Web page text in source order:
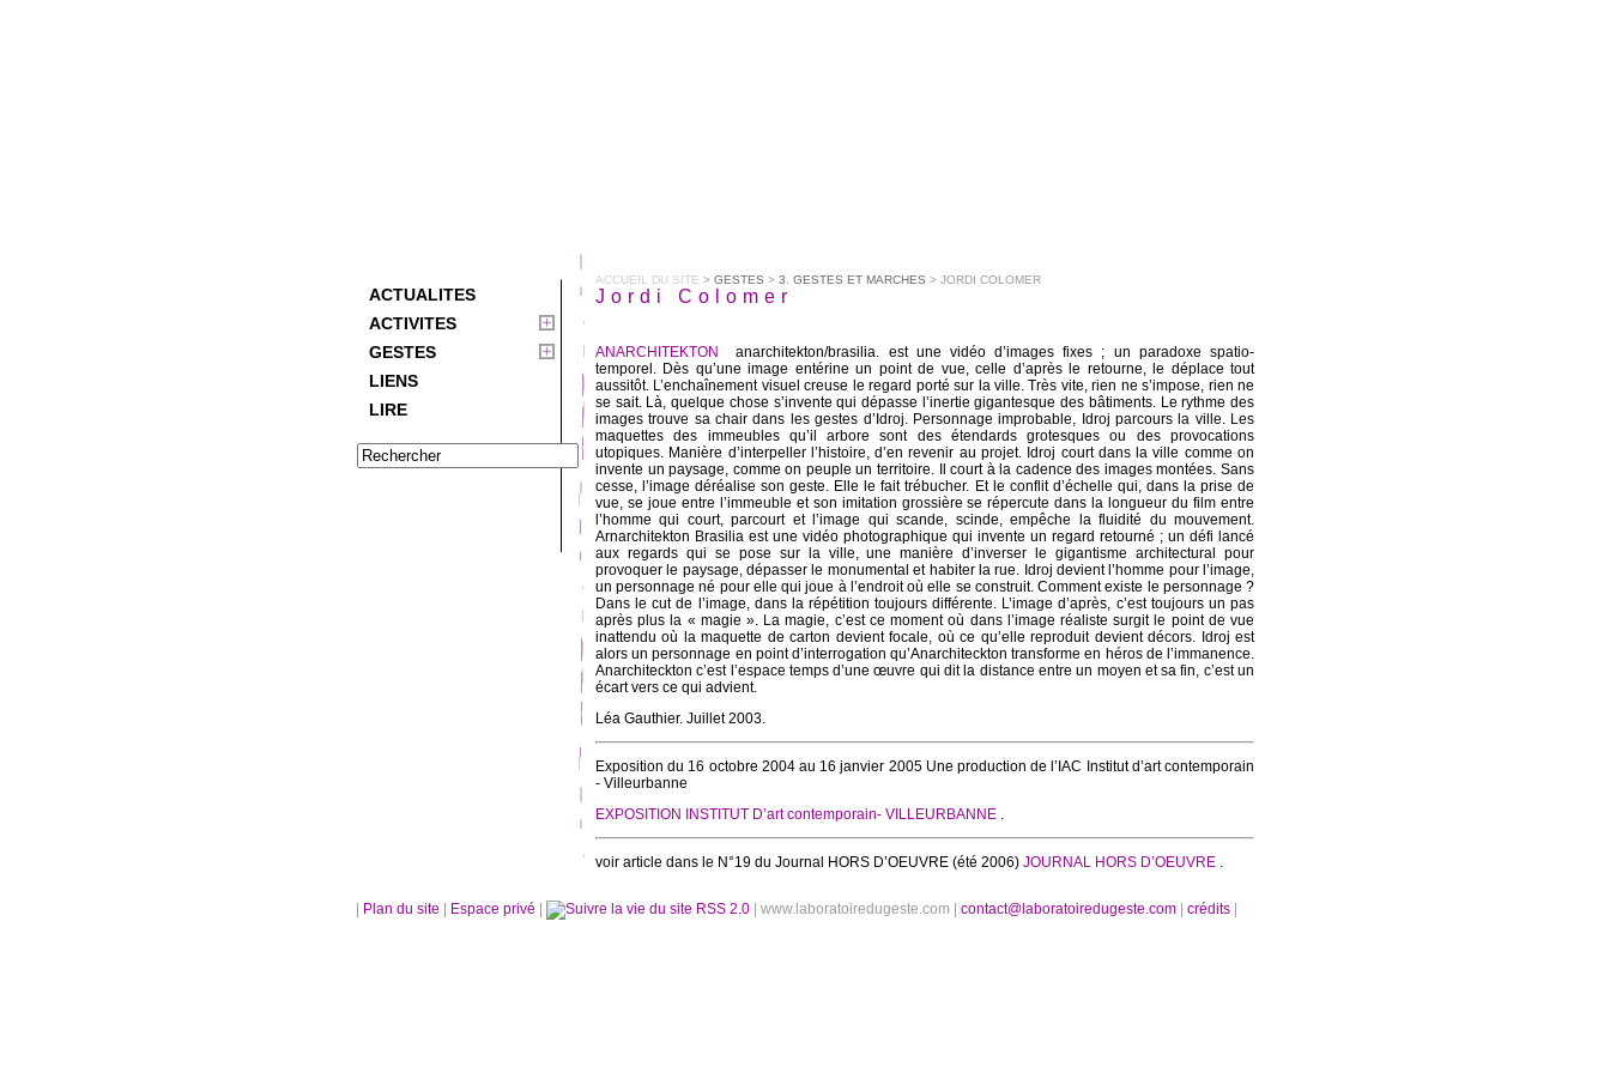
ACTUALITES
ACTIVITES
GESTES
LIENS
LIRE
ACCUEIL DU SITE > GESTES > 3. GESTES ET MARCHES > JORDI COLOMER
Jordi Colomer
ANARCHITEKTON
anarchitekton/brasilia. est une vidéo d’images fixes ; un paradoxe spatio-
temporel. Dès qu’une image entérine un point de vue, celle d’après le retourne, le déplace tout
aussitôt. L’enchaînement visuel creuse le regard porté sur la ville. Très vite, rien ne s’impose, rien ne
se sait. Là, quelque chose s’invente qui dépasse l’inertie gigantesque des bâtiments. Le rythme des
images trouve sa chair dans les gestes d’Idroj. Personnage improbable, Idroj parcours la ville. Les
maquettes des immeubles qu’il arbore sont des étendards grotesques ou des provocations
utopiques. Manière d’interpeller l’histoire, d’en revenir au projet. Idroj court dans la ville comme on
invente un paysage, comme on peuple un territoire. Il court à la cadence des images montées. Sans
cesse, l’image déréalise son geste. Elle le fait trébucher. Et le conflit d’échelle qui, dans la prise de
vue, se joue entre l’immeuble et son imitation grossière se répercute dans la longueur du film entre
l’homme qui court, parcourt et l’image qui scande, scinde, empêche la fluidité du mouvement.
Arnarchitekton Brasilia est une vidéo photographique qui invente un regard retourné ; un défi lancé
aux regards qui se pose sur la ville, une manière d’inverser le gigantisme architectural pour
provoquer le paysage, dépasser le monumental et habiter la rue. Idroj devient l’homme pour l’image,
un personnage né pour elle qui joue à l’endroit où elle se construit. Comment existe le personnage ?
Dans le cut de l’image, dans la répétition toujours différente. L’image d’après, c’est toujours un pas
après plus la « magie ». La magie, c’est ce moment où dans l’image réaliste surgit le point de vue
inattendu où la maquette de carton devient focale, où ce qu’elle reproduit devient décors. Idroj est
alors un personnage en point d’interrogation qu’Anarchiteckton transforme en héros de l’immanence.
Anarchiteckton c’est l’espace temps d’une œuvre qui dit la distance entre un moyen et sa fin, c’est un
écart vers ce qui advient.
Léa Gauthier. Juillet 2003.
Exposition du 16 octobre 2004 au 16 janvier 2005 Une production de l’IAC Institut d’art contemporain
- Villeurbanne
EXPOSITION INSTITUT D’art contemporain- VILLEURBANNE .
voir article dans le N°19 du Journal HORS D’OEUVRE (été 2006) JOURNAL HORS D’OEUVRE .
Plan du site Espace privé RSS 2.0 | www.laboratoiredugeste.com | contact@laboratoiredugeste.com crédits